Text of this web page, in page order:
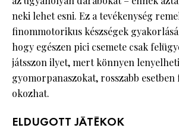
neki lehet esni. Ez a tevékenység
finommotorikus készségek
hogy egészen pici csemete csak
játsszon ilyet, mert könnyen
gyomorpanaszokat, rosszabb esetben
okozhat.
ELDUGOTT JÁTÉKOK